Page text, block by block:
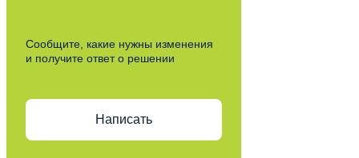
Сообщите, какие нужны изменения
и получите ответ о решении
Написать